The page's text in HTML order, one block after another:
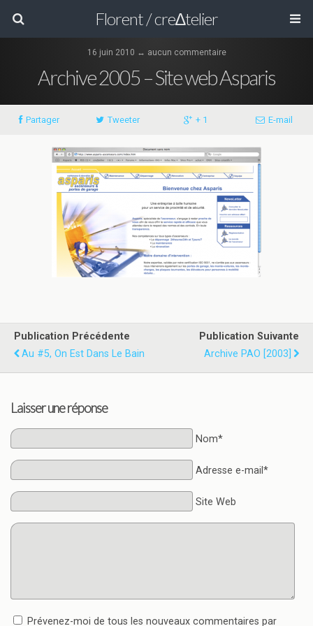
Florent / cre∆telier
16 juin 2010 ↔ aucun commentaire
Archive 2005 – Site web Asparis
Partager Tweeter + 1 E-mail
Publication Précédente
Au #5, On Est Dans Le Bain
Publication Suivante
Archive PAO [2003]
Laisser une réponse
Nom*
Adresse e-mail*
Site Web
Prévenez-moi de tous les nouveaux commentaires par